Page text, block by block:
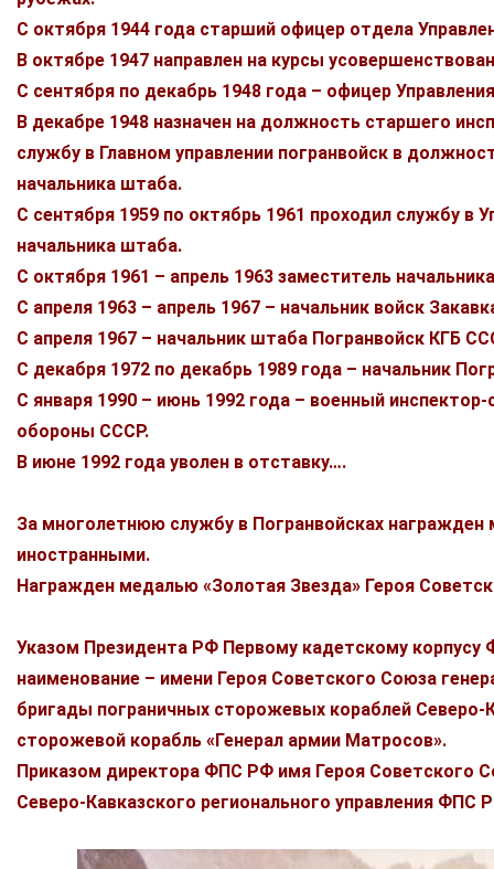
С октября 1944 года старший офицер отдела
В октябре 1947 направлен на курсы
С сентября по декабрь 1948 года – офицер
В декабре 1948 назначен на должность старшего
службу в Главном управлении погранвойск в
начальника штаба.
С сентября 1959 по октябрь 1961 проходил службу в
начальника штаба.
С октября 1961 – апрель 1963 заместитель
С апреля 1963 – апрель 1967 – начальник войск
С апреля 1967 – начальник штаба Погранвойск КГБ
С декабря 1972 по декабрь 1989 года – начальник
С января 1990 – июнь 1992 года – военный
обороны СССР.
В июне 1992 года уволен в отставку….
За многолетнюю службу в Погранвойсках
иностранными.
Награжден медалью «Золотая Звезда» Героя
Указом Президента РФ Первому кадетскому
наименование – имени Героя Советского Союза
бригады пограничных сторожевых кораблей Северо-
сторожевой корабль «Генерал армии Матросов».
Приказом директора ФПС РФ имя Героя Советского
Северо-Кавказского регионального управления ФПС